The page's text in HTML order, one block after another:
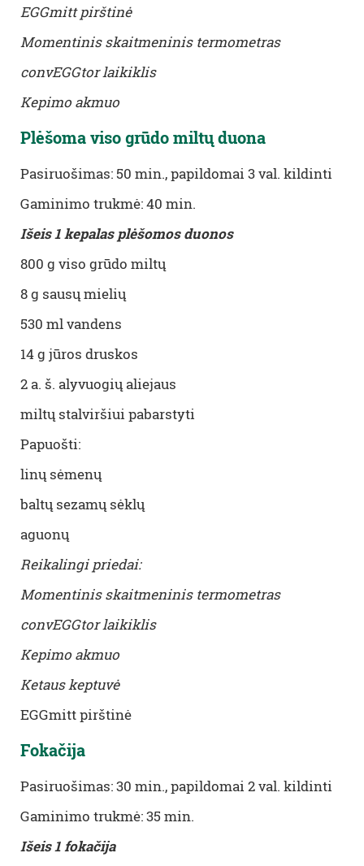
EGGmitt pirštinė
Momentinis skaitmeninis termometras
convEGGtor laikiklis
Kepimo akmuo
Plėšoma viso grūdo miltų duona
Pasiruošimas: 50 min., papildomai 3 val. kildinti
Gaminimo trukmė: 40 min.
Išeis 1 kepalas plėšomos duonos
800 g viso grūdo miltų
8 g sausų mielių
530 ml vandens
14 g jūros druskos
2 a. š. alyvuogių aliejaus
miltų stalviršiui pabarstyti
Papuošti:
linų sėmenų
baltų sezamų sėklų
aguonų
Reikalingi priedai:
Momentinis skaitmeninis termometras
convEGGtor laikiklis
Kepimo akmuo
Ketaus keptuvė
EGGmitt pirštinė
Fokačija
Pasiruošimas: 30 min., papildomai 2 val. kildinti
Gaminimo trukmė: 35 min.
Išeis 1 fokačija